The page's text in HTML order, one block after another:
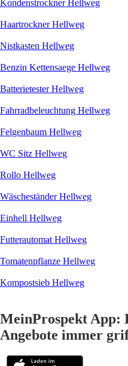
Kondenstrockner Hellweg
Haartrockner Hellweg
Nistkasten Hellweg
Benzin Kettensaege Hellweg
Batterietester Hellweg
Fahrradbeleuchtung Hellweg
Felgenbaum Hellweg
WC Sitz Hellweg
Rollo Hellweg
Wäscheständer Hellweg
Einhell Hellweg
Futterautomat Hellweg
Tomatenpflanze Hellweg
Kompostsieb Hellweg
MeinProspekt App:
Angebote immer